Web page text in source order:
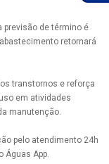
previsão de término é
retornará
transtornos e reforça
em atividades
manutenção.
pelo atendimento 24h
Águas App.